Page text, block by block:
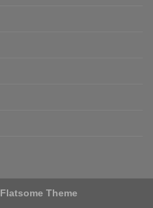
Flatsome Theme